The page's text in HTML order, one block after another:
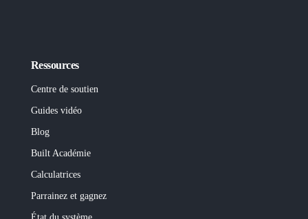
Ressources
Centre de soutien
Guides vidéo
Blog
Built Académie
Calculatrices
Parrainez et gagnez